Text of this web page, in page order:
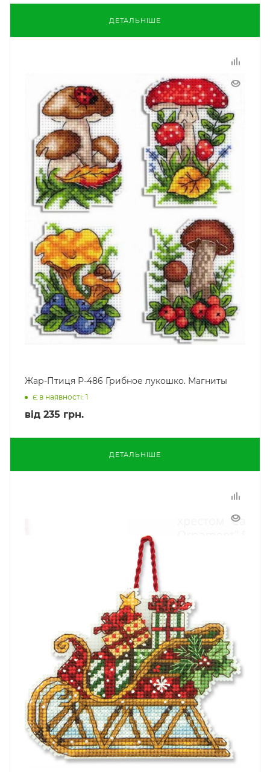
ДЕТАЛЬНІШЕ
Жар-Птиця Р-486 Грибное лукошко. Магниты
Є в наявності: 1
від 235 грн.
ДЕТАЛЬНІШЕ